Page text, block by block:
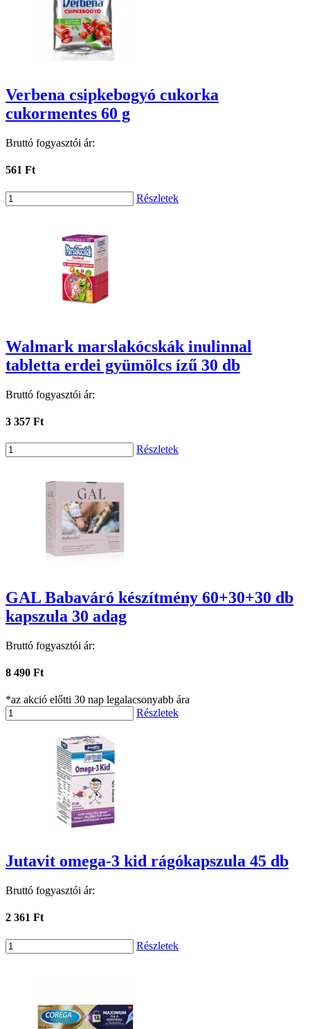
Verbena csipkebogyó cukorka
cukormentes 60 g
Bruttó fogyasztói ár:
561 Ft
Részletek
Walmark marslakócskák inulinnal
tabletta erdei gyümölcs ízű 30 db
Bruttó fogyasztói ár:
3 357 Ft
Részletek
GAL Babaváró készítmény 60+30+30 db
kapszula 30 adag
Bruttó fogyasztói ár:
8 490 Ft
*az akció előtti 30 nap legalacsonyabb ára
Részletek
Jutavit omega-3 kid rágókapszula 45 db
Bruttó fogyasztói ár:
2 361 Ft
Részletek